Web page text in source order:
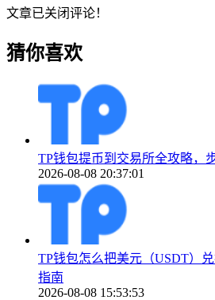
文章已关闭评论！
猜你喜欢
TP钱包提币到交易所全攻略，
2026-08-08 20:37:01
TP钱包怎么把美元（USDT）
指南
2026-08-08 15:53:53